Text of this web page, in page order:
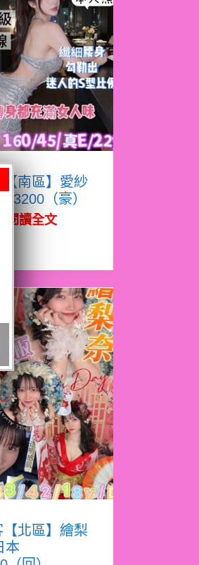
【南區】愛紗
$3200（豪）
閱讀全文
【北區】繪梨
本